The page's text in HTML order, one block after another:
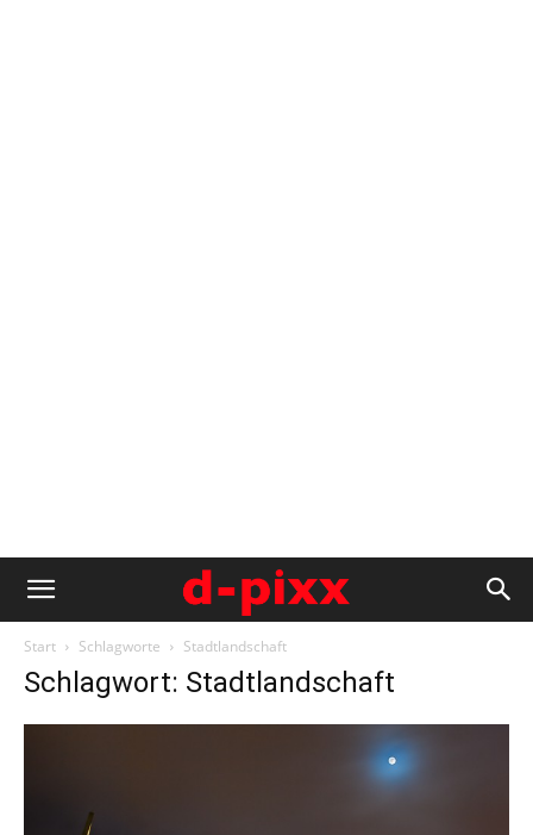
Start Schlagworte Stadtlandschaft
Schlagwort: Stadtlandschaft